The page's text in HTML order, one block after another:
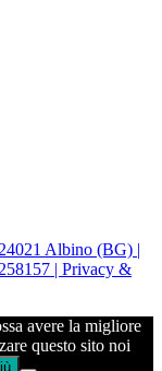
Albino (BG) |
| Privacy &
avere la migliore
questo sito noi